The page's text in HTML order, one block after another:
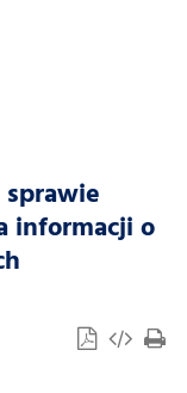
sprawie
informacji o